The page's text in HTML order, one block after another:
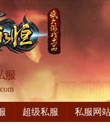
服
超级私服 私服网